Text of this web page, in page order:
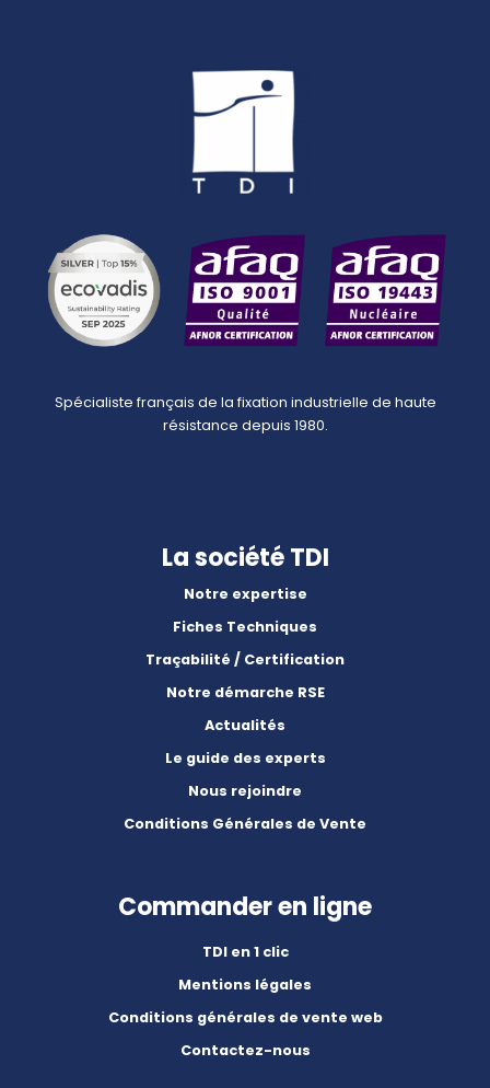
Spécialiste français de la fixation industrielle de haute
résistance depuis 1980.
La société TDI
Notre expertise
Fiches Techniques
Traçabilité / Certification
Notre démarche RSE
Actualités
Le guide des experts
Nous rejoindre
Conditions Générales de Vente
Commander en ligne
TDI en 1 clic
Mentions légales
Conditions générales de vente web
Contactez-nous